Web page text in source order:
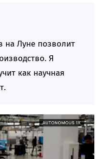
на Луне позволит
Я
как научная